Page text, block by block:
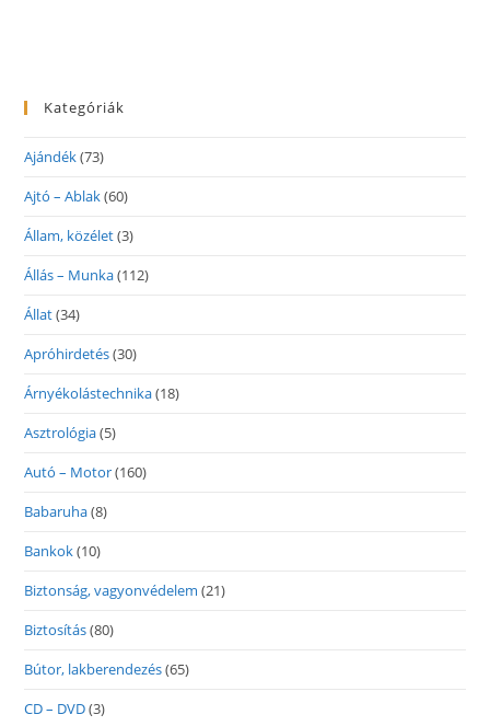
Kategóriák
Ajándék(73)
Ajtó – Ablak(60)
Állam, közélet(3)
Állás – Munka(112)
Állat(34)
Apróhirdetés(30)
Árnyékolástechnika(18)
Asztrológia(5)
Autó – Motor(160)
Babaruha(8)
Bankok(10)
Biztonság, vagyonvédelem (21)
Biztosítás(80)
Bútor, lakberendezés(65)
CD – DVD(3)